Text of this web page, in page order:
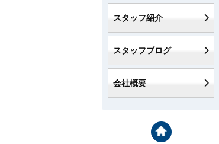
スタッフ紹介
スタッフブログ
会社概要